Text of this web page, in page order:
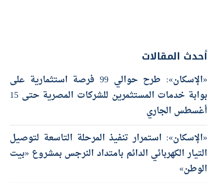
أحدث المقالات
«الإسكان»: طرح حوالي 99 فرصة استثمارية على
بوابة خدمات المستثمرين للشركات المصرية حتى 15
أغسطس الجاري
«الإسكان»: استمرار تنفيذ المرحلة التاسعة لتوصيل
التيار الكهربائي الدائم بامتداد النرجس بمشروع «بيت
الوطن»